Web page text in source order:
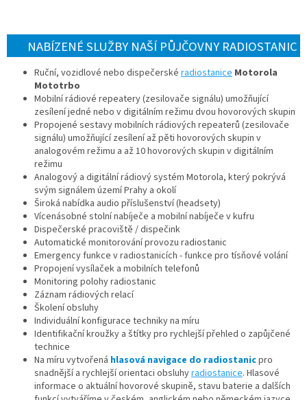
NABÍZENÉ SLUŽBY NAŠÍ PŮJČOVNY RADIOSTANIC
Ruční, vozidlové nebo dispečerské radiostanice Motorola
Mototrbo
Mobilní rádiové repeatery (zesilovače signálu) umožňující
zesílení jedné nebo v digitálním režimu dvou hovorových skupin
Propojené sestavy mobilních rádiových repeaterů (zesilovače
signálu) umožňující zesílení až pěti hovorových skupin v
analogovém režimu a až 10 hovorových skupin v digitálním
režimu
Analogový a digitální rádiový systém Motorola, který pokrývá
svým signálem území Prahy a okolí
Široká nabídka audio příslušenství (headsety)
Vícenásobné stolní nabíječe a mobilní nabíječe v kufru
Dispečerské pracoviště / dispečink
Automatické monitorování provozu radiostanic
Emergency funkce v radiostanicích - funkce pro tísňové volání
Propojení vysílaček a mobilních telefonů
Monitoring polohy radiostanic
Záznam rádiových relací
Školení obsluhy
Individuální konfigurace techniky na míru
Identifikační kroužky a štítky pro rychlejší přehled o zapůjčené
technice
Na míru vytvořená hlasová navigace do radiostanicpro
snadnější a rychlejší orientaci obsluhyradiostanice. Hlasové
informace o aktuální hovorové skupině, stavu baterie a dalších